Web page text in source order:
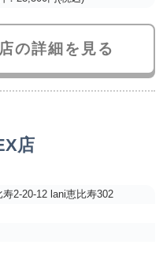
の詳細を見る
店
2-20-12 lani恵比寿302